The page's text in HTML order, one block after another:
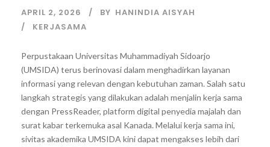
APRIL 2, 2026 BY HANINDIA AISYAH
KERJASAMA
Perpustakaan Universitas Muhammadiyah Sidoarjo
(UMSIDA) terus berinovasi dalam menghadirkan layanan
informasi yang relevan dengan kebutuhan zaman. Salah satu
langkah strategis yang dilakukan adalah menjalin kerja sama
dengan PressReader, platform digital penyedia majalah dan
surat kabar terkemuka asal Kanada. Melalui kerja sama ini,
sivitas akademika UMSIDA kini dapat mengakses lebih dari